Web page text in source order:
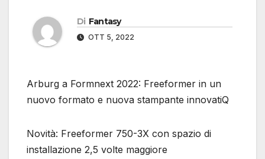
Di Fantasy
OTT 5, 2022
Arburg a Formnext 2022: Freeformer in un
nuovo formato e nuova stampante innovatiQ
Novità: Freeformer 750-3X con spazio di
installazione 2,5 volte maggiore